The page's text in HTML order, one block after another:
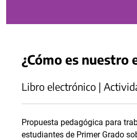
¿Cómo es nuestro
Libro electrónico |
Propuesta pedagógica para
estudiantes de Primer Grado